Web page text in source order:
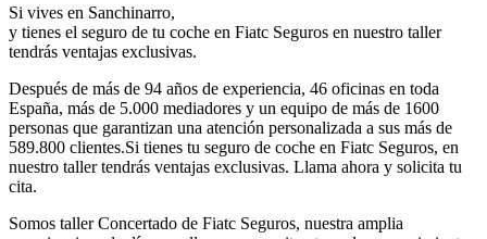
Si vives en Sanchinarro,
y tienes el seguro de tu coche en Fiatc Seguros en nuestro taller
tendrás ventajas exclusivas.
Después de más de 94 años de experiencia, 46 oficinas en toda
España, más de 5.000 mediadores y un equipo de más de 1600
personas que garantizan una atención personalizada a sus más de
589.800 clientes.Si tienes tu seguro de coche en Fiatc Seguros, en
nuestro taller tendrás ventajas exclusivas. Llama ahora y solicita tu
cita.
Somos taller Concertado de Fiatc Seguros, nuestra amplia